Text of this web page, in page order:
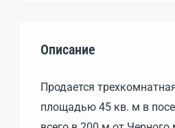
Описание
Продается
площадью 45 кв. м в